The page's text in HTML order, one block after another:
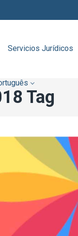
Servicios Jurídicos
Tag